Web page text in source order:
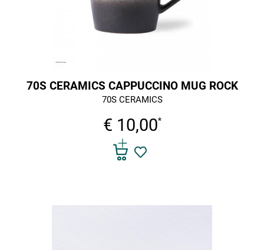
70S CERAMICS CAPPUCCINO MUG ROCK
70S CERAMICS
€ 10,00*